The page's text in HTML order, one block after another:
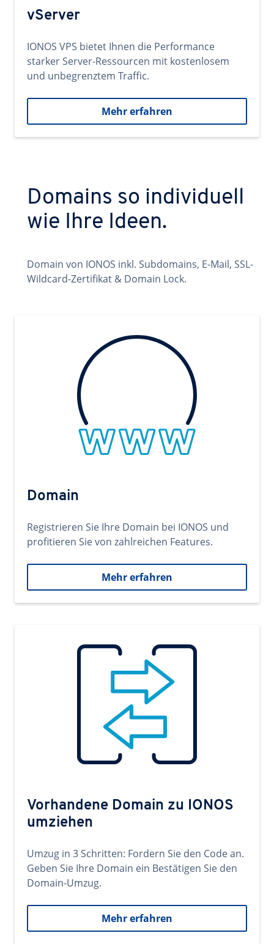
vServer
IONOS VPS bietet Ihnen die Performance
starker Server-Ressourcen mit kostenlosem
und unbegrenztem Traffic.
Mehr erfahren
Domains so individuell
wie Ihre Ideen.
Domain von IONOS inkl. Subdomains, E-Mail, SSL-
Wildcard-Zertifikat & Domain Lock.
Domain
Registrieren Sie Ihre Domain bei IONOS und
profitieren Sie von zahlreichen Features.
Mehr erfahren
Vorhandene Domain zu IONOS
umziehen
Umzug in 3 Schritten: Fordern Sie den Code an.
Geben Sie Ihre Domain ein Bestätigen Sie den
Domain-Umzug.
Mehr erfahren